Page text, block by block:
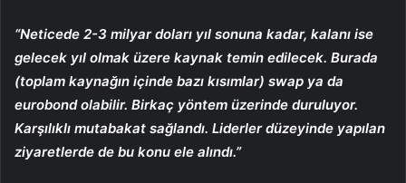
“Neticede 2-3 milyar doları yıl sonuna kadar, kalanı ise
gelecek yıl olmak üzere kaynak temin edilecek. Burada
(toplam kaynağın içinde bazı kısımlar) swap ya da
eurobond olabilir. Birkaç yöntem üzerinde duruluyor.
Karşılıklı mutabakat sağlandı. Liderler düzeyinde yapılan
ziyaretlerde de bu konu ele alındı.”